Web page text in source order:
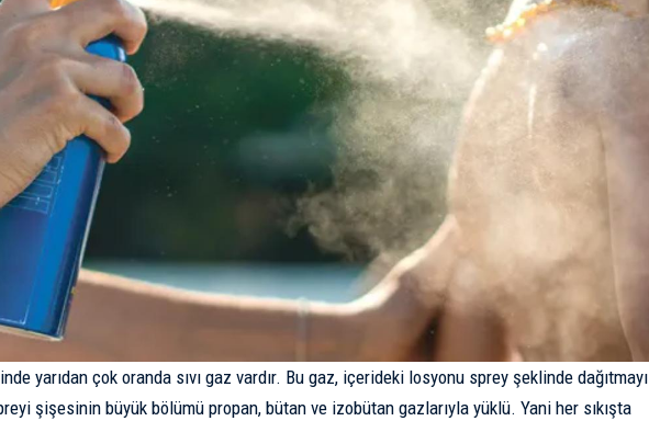
yarıdan çok oranda sıvı gaz vardır. Bu gaz, içerideki losyonu sprey şeklinde dağıtmayı
şişesinin büyük bölümü propan, bütan ve izobütan gazlarıyla yüklü. Yani her sıkışta